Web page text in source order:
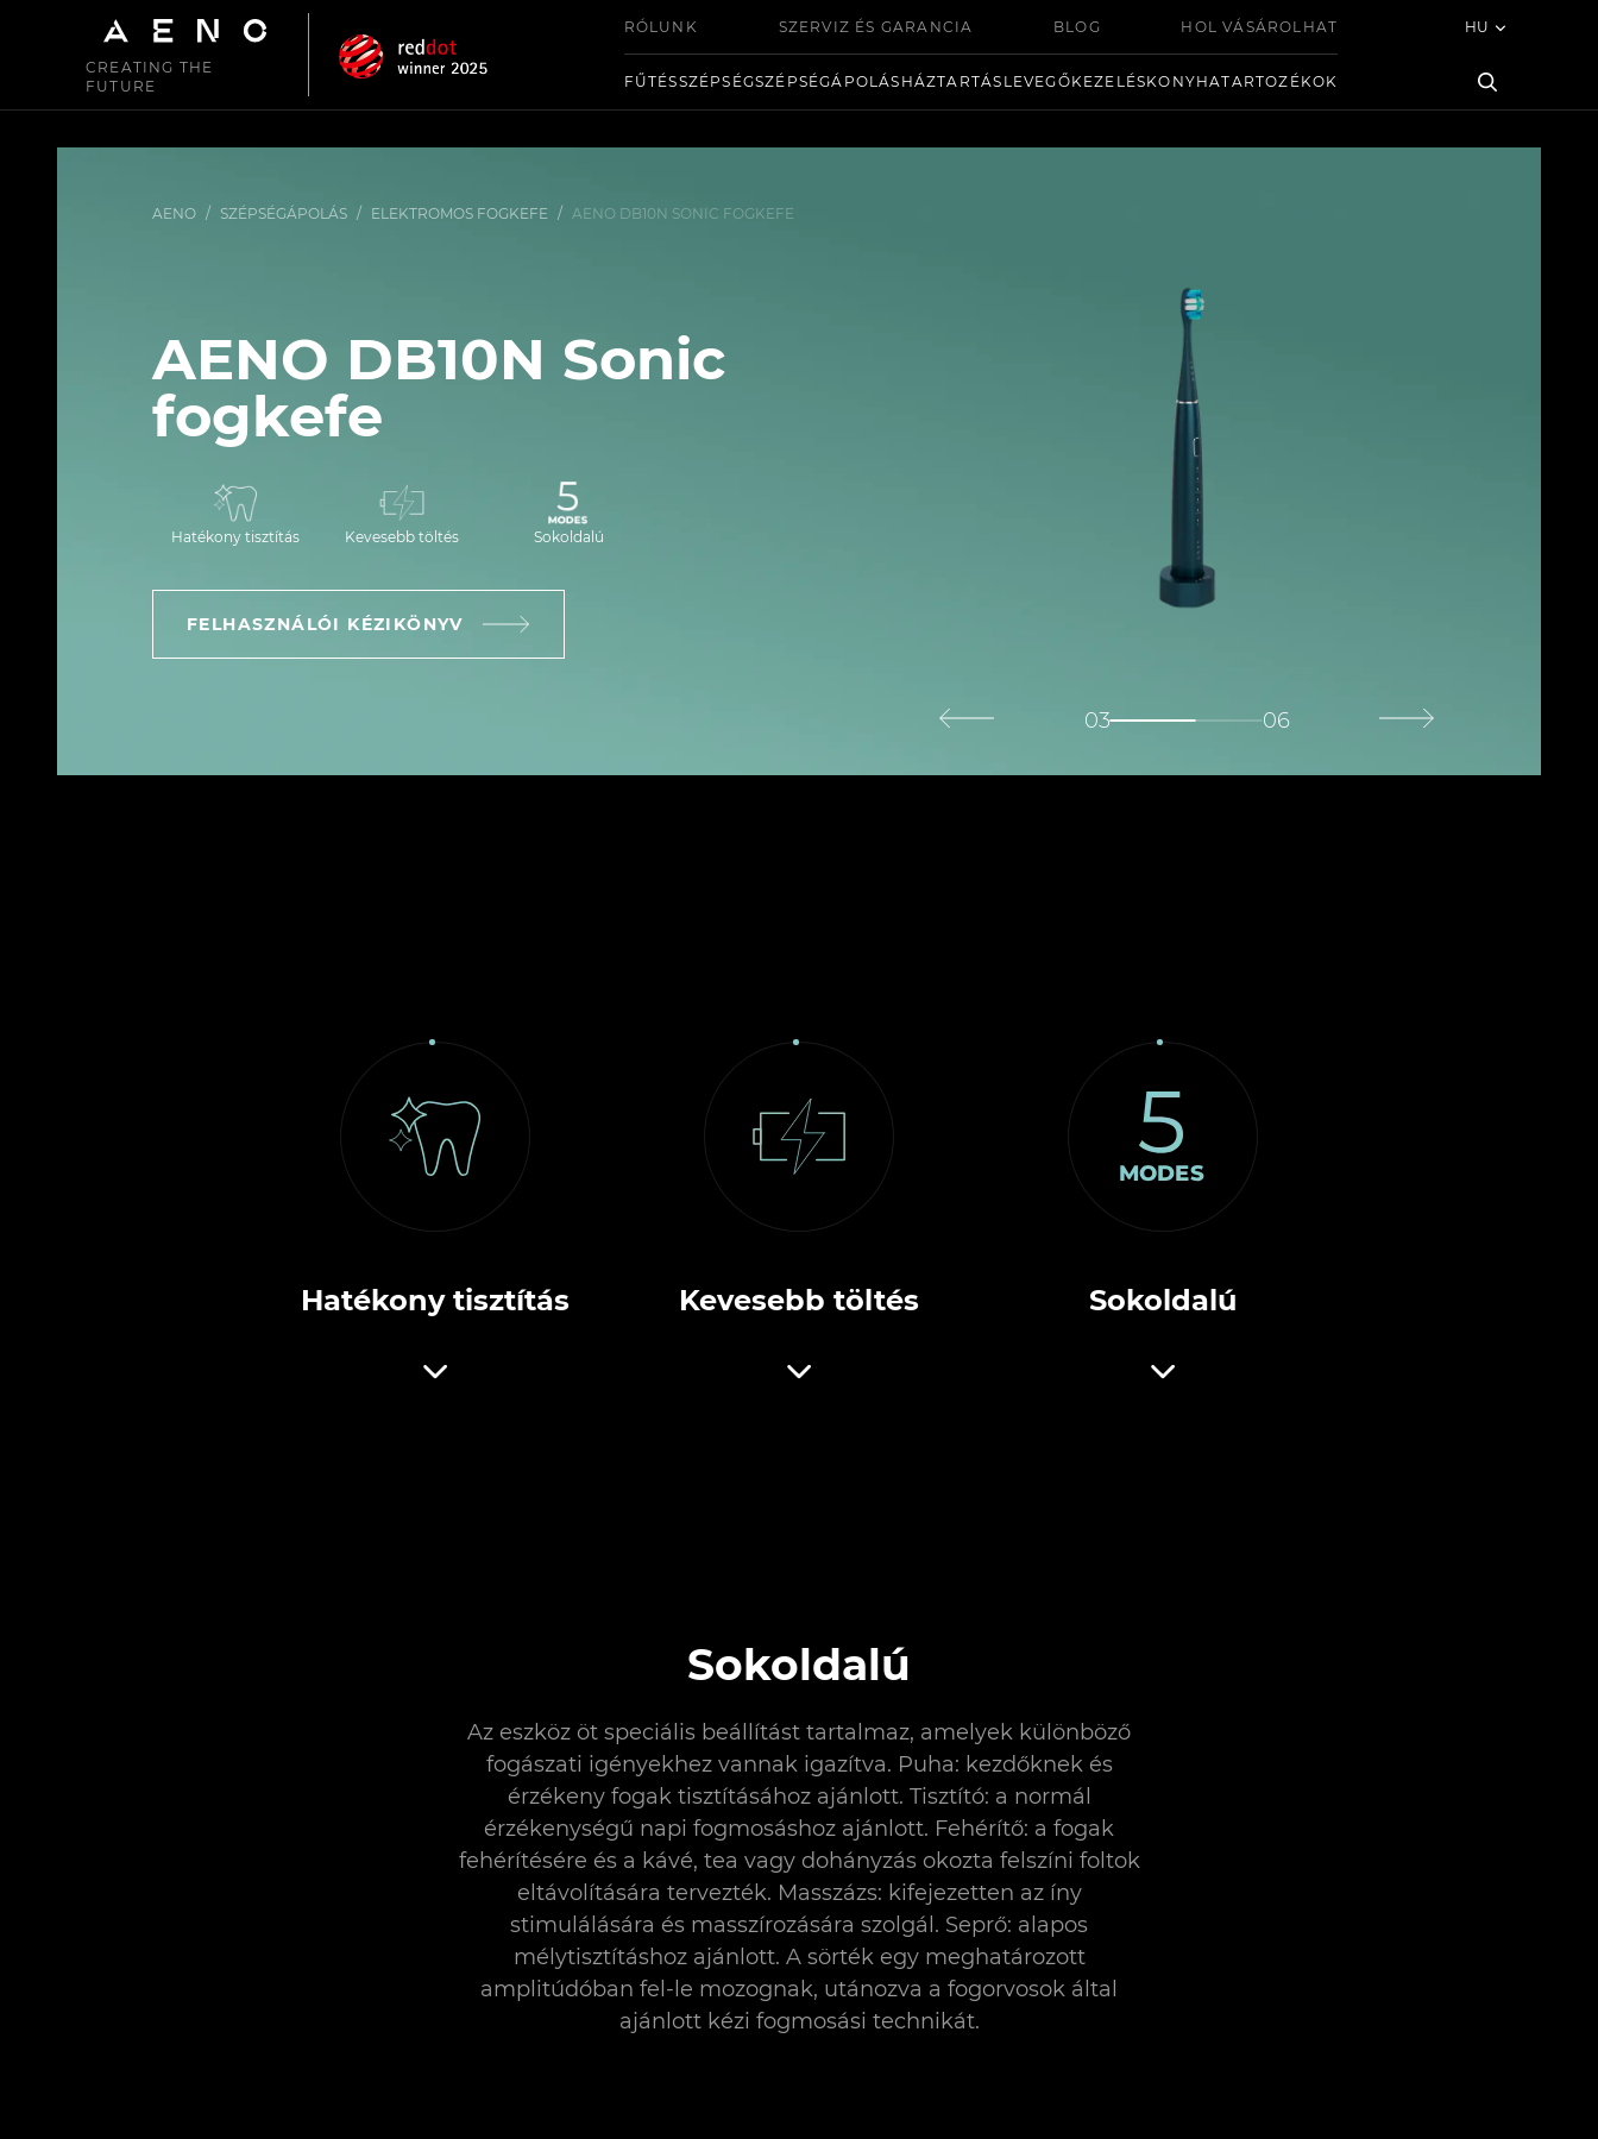
CREATING THE
FUTURE
RÓLUNK SZERVIZ ÉS GARANCIA BLOG HOL VÁSÁROLHAT
FŰTÉSSZÉPSÉGSZÉPSÉGÁPOLÁS HÁZTARTÁS LEVEGŐKEZELÉSKONYHATARTOZÉKOK
HU
AENO / SZÉPSÉGÁPOLÁS / ELEKTROMOS FOGKEFE / AENO DB10N SONIC FOGKEFE
AENO DB10N Sonic
fogkefe
Hatékony tisztítás Kevesebb töltés Sokoldalú
FELHASZNÁLÓI KÉZIKÖNYV
03 06
Hatékony tisztítás Kevesebb töltés Sokoldalú
Sokoldalú
Az eszköz öt speciális beállítást tartalmaz, amelyek különböző
fogászati igényekhez vannak igazítva. Puha: kezdőknek és
érzékeny fogak tisztításához ajánlott. Tisztító: a normál
érzékenységű napi fogmosáshoz ajánlott. Fehérítő: a fogak
fehérítésére és a kávé, tea vagy dohányzás okozta felszíni foltok
eltávolítására tervezték. Masszázs: kifejezetten az íny
stimulálására és masszírozására szolgál. Seprő: alapos
mélytisztításhoz ajánlott. A sörték egy meghatározott
amplitúdóban fel-le mozognak, utánozva a fogorvosok által
ajánlott kézi fogmosási technikát.